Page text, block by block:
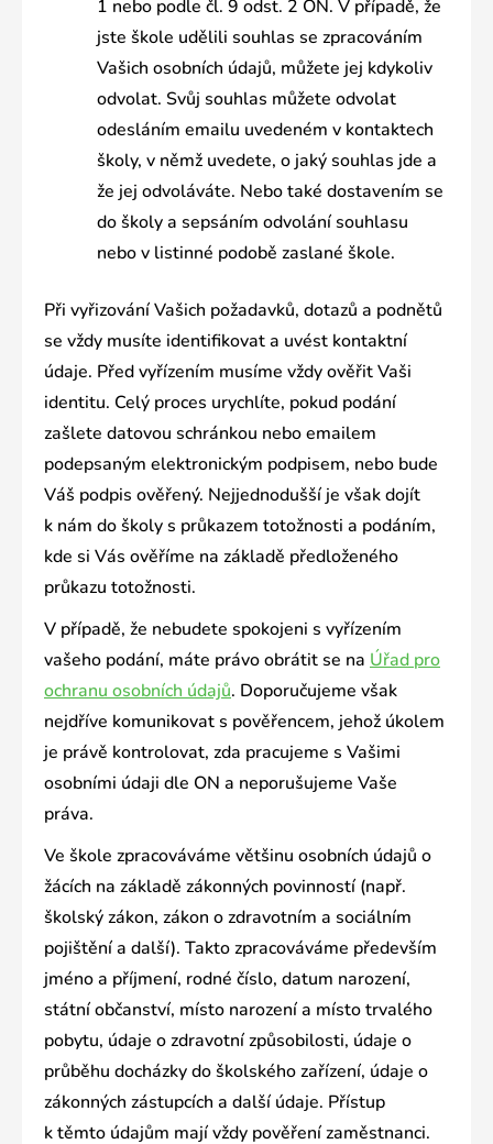
1 nebo podle čl. 9 odst. 2 ON. V případě, že
jste škole udělili souhlas se zpracováním
Vašich osobních údajů, můžete jej kdykoliv
odvolat. Svůj souhlas můžete odvolat
odesláním emailu uvedeném v kontaktech
školy, v němž uvedete, o jaký souhlas jde a
že jej odvoláváte. Nebo také dostavením se
do školy a sepsáním odvolání souhlasu
nebo v listinné podobě zaslané škole.
Při vyřizování Vašich požadavků, dotazů a podnětů
se vždy musíte identifikovat a uvést kontaktní
údaje. Před vyřízením musíme vždy ověřit Vaši
identitu. Celý proces urychlíte, pokud podání
zašlete datovou schránkou nebo emailem
podepsaným elektronickým podpisem, nebo bude
Váš podpis ověřený. Nejjednodušší je však dojít
k nám do školy s průkazem totožnosti a podáním,
kde si Vás ověříme na základě předloženého
průkazu totožnosti.
V případě, že nebudete spokojeni s vyřízením
vašeho podání, máte právo obrátit se na Úřad pro
ochranu osobních údajů. Doporučujeme však
nejdříve komunikovat s pověřencem, jehož úkolem
je právě kontrolovat, zda pracujeme s Vašimi
osobními údaji dle ON a neporušujeme Vaše
práva.
Ve škole zpracováváme většinu osobních údajů o
žácích na základě zákonných povinností (např.
školský zákon, zákon o zdravotním a sociálním
pojištění a další). Takto zpracováváme především
jméno a příjmení, rodné číslo, datum narození,
státní občanství, místo narození a místo trvalého
pobytu, údaje o zdravotní způsobilosti, údaje o
průběhu docházky do školského zařízení, údaje o
zákonných zástupcích a další údaje. Přístup
k těmto údajům mají vždy pověření zaměstnanci.